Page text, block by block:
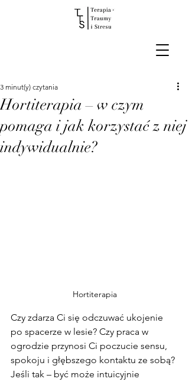
Hortiterapia – w czym
pomaga i jak korzystać z niej
indywidualnie?
3 minut(y) czytania
Hortiterapia
Czy zdarza Ci się odczuwać ukojenie
po spacerze w lesie? Czy praca w
ogrodzie przynosi Ci poczucie sensu,
spokoju i głębszego kontaktu ze sobą?
Jeśli tak – być może intuicyjnie